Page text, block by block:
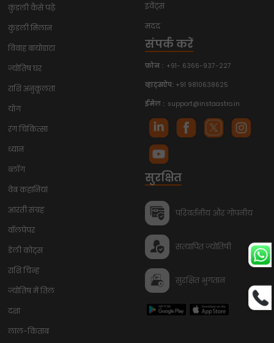
कुंडली कैसे पढ़ें
कुंडली मिलान
विवाह बायोडाटा
ज्योतिष घर
राशि अनुकूलता
योग
रंग चिकित्सा
ध्यान
ब्लॉग
वेब कहानियां
आरती संग्रह
वॉलपेपर
डेली कोट्स
राशि चिन्ह
ज्योतिष में तिल
दशा
लाल-किताब
इवेंट्स
मदद
संपर्क करें
फ़ोन : +91- 6366-937-227
व्हाट्सऐप: +91 9810638625
ईमेल : support@instaastro.in
सुरक्षित
परिवर्तनीय और गोपनीय
सत्यापित ज्योतिषी
सुरक्षित भुगतान